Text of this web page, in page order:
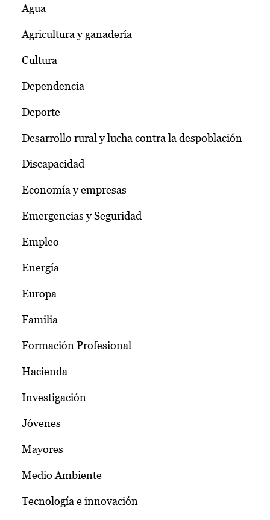
Agua
Agricultura y ganadería
Cultura
Dependencia
Deporte
Desarrollo rural y lucha contra la despoblación
Discapacidad
Economía y empresas
Emergencias y Seguridad
Empleo
Energía
Europa
Familia
Formación Profesional
Hacienda
Investigación
Jóvenes
Mayores
Medio Ambiente
Tecnología e innovación